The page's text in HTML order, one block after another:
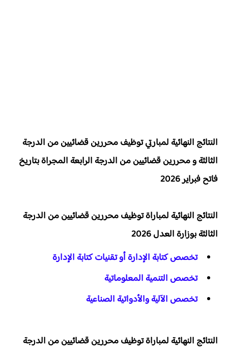
النتائج النهائية لمبارتي توظيف محررين قضائيين من الدرجة
الثالثة و محررين قضائيين من الدرجة الرابعة المجراة بتاريخ
فاتح فبراير 2026
النتائج النهائية لمباراة توظيف محررين قضائيين من الدرجة
الثالثة بوزارة العدل 2026
تخصص كتابة الإدارة أو تقنيات كتابة الإدارة
تخصص التنمية المعلوماتية
تخصص الآلية والأدواتية الصناعية
النتائج النهائية لمباراة توظيف محررين قضائيين من الدرجة